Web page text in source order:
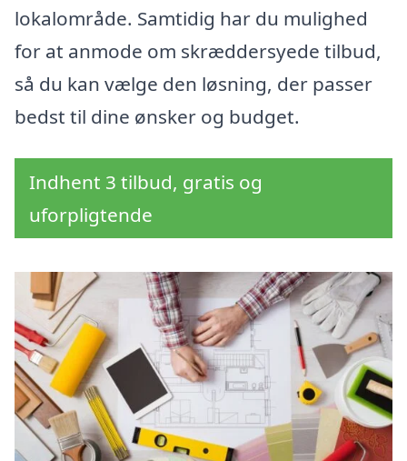
lokalområde. Samtidig har du mulighed
for at anmode om skræddersyede tilbud,
så du kan vælge den løsning, der passer
bedst til dine ønsker og budget.
Indhent 3 tilbud, gratis og
uforpligtende